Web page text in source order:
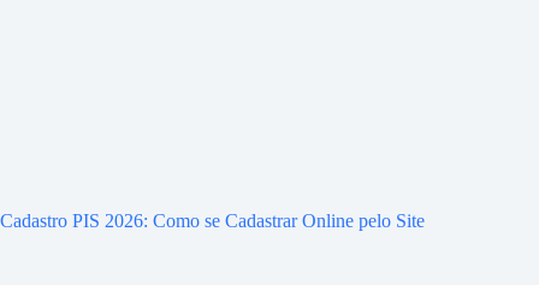
Cadastro PIS 2026: Como se Cadastrar Online pelo Site